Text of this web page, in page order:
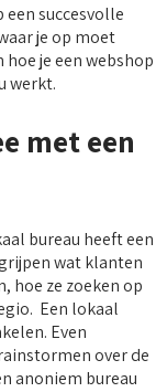
succesvolle
je op moet
je een webshop
werkt.
met een
bureau heeft een
wat klanten
hoe ze zoeken op
Een lokaal
Even
over de
anoniem bureau